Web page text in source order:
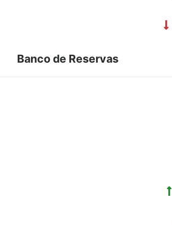
Banco de Reservas